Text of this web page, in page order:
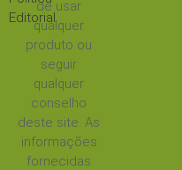
Editorial
de usar
qualquer
produto ou
seguir
qualquer
conselho
deste site. As
informações
fornecidas